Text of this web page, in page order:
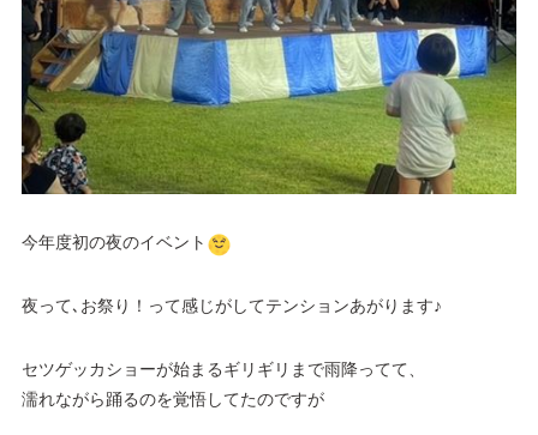
今年度初の夜のイベント
夜って､お祭り！って感じがしてテンションあがります♪
セツゲッカショーが始まるギリギリまで雨降ってて、
濡れながら踊るのを覚悟してたのですが